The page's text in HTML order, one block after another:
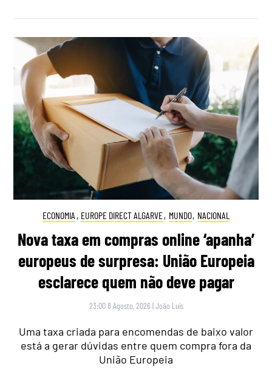
ECONOMIA , EUROPE DIRECT ALGARVE, MUNDO, NACIONAL
Nova taxa em compras online ‘apanha’
europeus de surpresa: União Europeia
esclarece quem não deve pagar
23:00 8 Agosto, 2026 |João Luís
Uma taxa criada para encomendas de baixo valor
está a gerar dúvidas entre quem compra fora da
União Europeia